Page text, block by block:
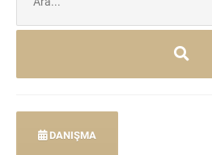
DANIŞMA